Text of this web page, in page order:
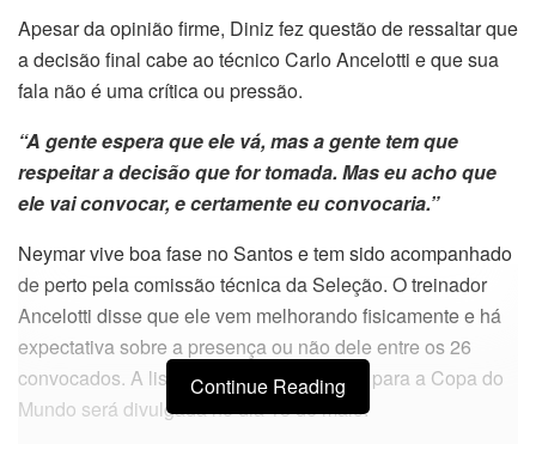
Apesar da opinião firme, Diniz fez questão de ressaltar que
a decisão final cabe ao técnico Carlo Ancelotti e que sua
fala não é uma crítica ou pressão.
“A gente espera que ele vá, mas a gente tem que
respeitar a decisão que for tomada. Mas eu acho que
ele vai convocar, e certamente eu convocaria.”
Neymar vive boa fase no Santos e tem sido acompanhado
de perto pela comissão técnica da Seleção. O treinador
Ancelotti disse que ele vem melhorando fisicamente e há
expectativa sobre a presença ou não dele entre os 26
convocados. A lista final dos convocados para a Copa do
Mundo será divulgada no dia 18 de maio.
Continue Reading